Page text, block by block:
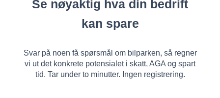
Se nøyaktig hva din bedrift
kan spare
Svar på noen få spørsmål om bilparken, så regner
vi ut det konkrete potensialet i skatt, AGA og spart
tid. Tar under to minutter. Ingen registrering.